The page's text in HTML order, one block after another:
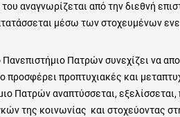
αναγνωρίζεται από την διεθνή
μέσω των στοχευμένων
Πατρών συνεχίζει να
προσφέρει προπτυχιακές και
Πατρών αναπτύσσεται,
της κοινωνίας και στοχεύοντας